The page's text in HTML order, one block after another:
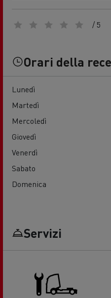
/ 5
Orari della
Lunedì
Martedì
Mercoledì
Giovedì
Venerdì
Sabato
Domenica
Servizi